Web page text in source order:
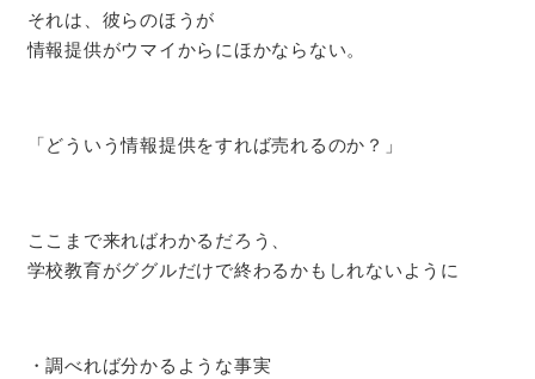
それは、彼らのほうが
情報提供がウマイからにほかならない。
「どういう情報提供をすれば売れるのか？」
ここまで来ればわかるだろう、
学校教育がググルだけで終わるかもしれないように
・調べれば分かるような事実